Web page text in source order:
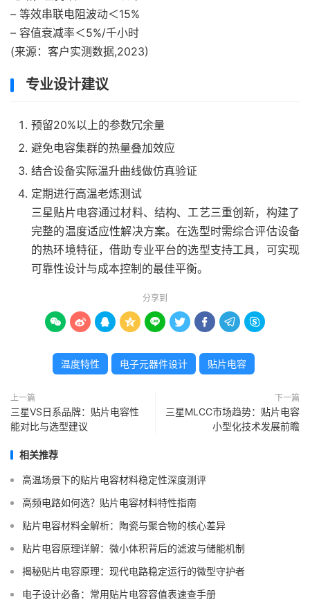
– 等效串联电阻波动＜15%
– 容值衰减率＜5%/千小时
(来源：客户实测数据,2023)
专业设计建议
预留20%以上的参数冗余量
避免电容集群的热量叠加效应
结合设备实际温升曲线做仿真验证
定期进行高温老炼测试
三星贴片电容通过材料、结构、工艺三重创新，构建了
完整的温度适应性解决方案。在选型时需综合评估设备
的热环境特征，借助专业平台的选型支持工具，可实现
可靠性设计与成本控制的最佳平衡。
分享到
        
温度特性 电子元器件设计 贴片电容
上一篇
三星VS日系品牌：贴片电容性
能对比与选型建议
下一篇
三星MLCC市场趋势：贴片电容
小型化技术发展前瞻
相关推荐
高温场景下的贴片电容材料稳定性深度测评
高频电路如何选？贴片电容材料特性指南
贴片电容材料全解析：陶瓷与聚合物的核心差异
贴片电容原理详解：微小体积背后的滤波与储能机制
揭秘贴片电容原理：现代电路稳定运行的微型守护者
电子设计必备：常用贴片电容容值表速查手册